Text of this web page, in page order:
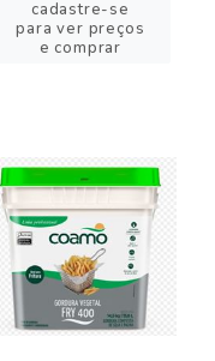
cadastre-se
para ver preços
e comprar